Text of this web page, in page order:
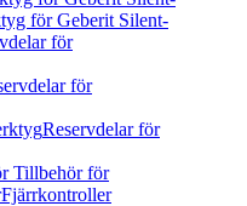
för Geberit Silent-
för
för
Reservdelar för
Tillbehör för
Fjärrkontroller